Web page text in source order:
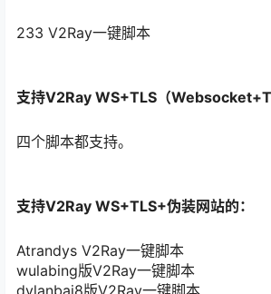
233 V2Ray一键脚本
支持V2Ray WS+TLS（
四个脚本都支持。
支持V2Ray WS+TLS+伪装网站的：
Atrandys V2Ray一键脚本
wulabing版V2Ray一键脚本